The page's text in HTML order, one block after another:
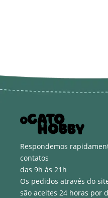
Respondemos
contatos
das 9h às 21h
Os pedidos através do
são aceites 24 horas por